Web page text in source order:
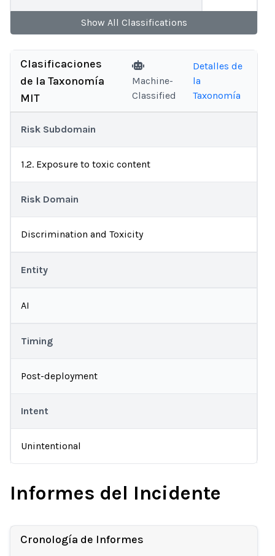
Show All Classifications
Clasificaciones
de la Taxonomía
MIT
Machine-
Classified
Detalles de
la
Taxonomía
Risk Subdomain
1.2. Exposure to toxic content
Risk Domain
Discrimination and Toxicity
Entity
AI
Timing
Post-deployment
Intent
Unintentional
Informes del Incidente
Cronología de Informes